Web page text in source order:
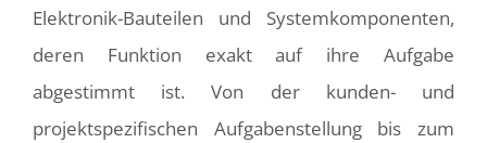
Elektronik-Bauteilen und Systemkomponenten,
deren Funktion exakt auf ihre Aufgabe
abgestimmt ist. Von der kunden- und
projektspezifischen Aufgabenstellung bis zum